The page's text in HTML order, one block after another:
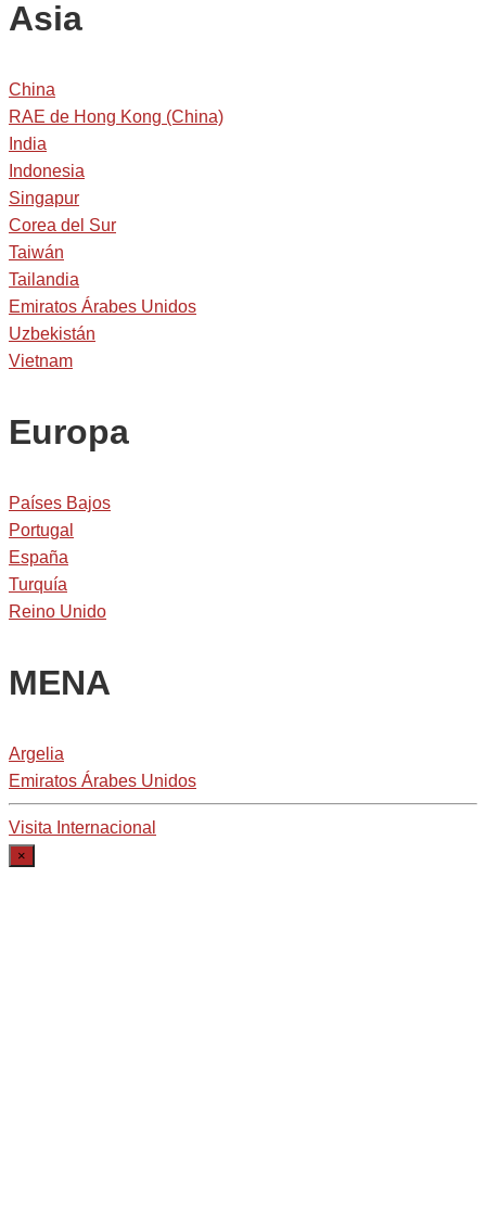
Asia
China
RAE de Hong Kong (China)
India
Indonesia
Singapur
Corea del Sur
Taiwán
Tailandia
Emiratos Árabes Unidos
Uzbekistán
Vietnam
Europa
Países Bajos
Portugal
España
Turquía
Reino Unido
MENA
Argelia
Emiratos Árabes Unidos
Visita Internacional
×